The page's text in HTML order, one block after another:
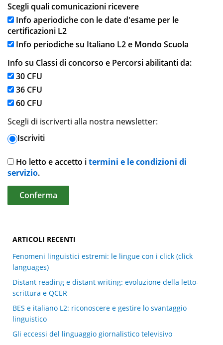
Scegli quali comunicazioni ricevere
Info aperiodiche con le date d'esame per le
certificazioni L2
Info periodiche su Italiano L2 e Mondo Scuola
Info su Classi di concorso e Percorsi abilitanti da:
30 CFU
36 CFU
60 CFU
Scegli di iscriverti alla nostra newsletter:
Iscriviti
Ho letto e accetto itermini e le condizioni di
servizio.
ARTICOLI RECENTI
Fenomeni linguistici estremi: le lingue con i click (click
languages)
Distant reading e distant writing: evoluzione della letto-
scrittura e QCER
BES e italiano L2: riconoscere e gestire lo svantaggio
linguistico
Gli eccessi del linguaggio giornalistico televisivo